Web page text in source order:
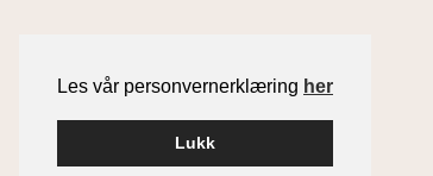
Les vår personvernerklæring her
Lukk